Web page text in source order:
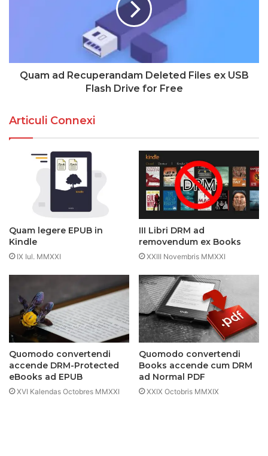
Quam ad Recuperandam Deleted Files ex USB
Flash Drive for Free
Articuli Connexi
Quam legere EPUB in
Kindle
IX Iul. MMXXI
III Libri DRM ad
removendum ex Books
XXIII Novembris MMXXI
Quomodo convertendi
accende DRM-Protected
eBooks ad EPUB
XVI Kalendas Octobres MMXXI
Quomodo convertendi
Books accende cum DRM
ad Normal PDF
XXIX Octobris MMXIX